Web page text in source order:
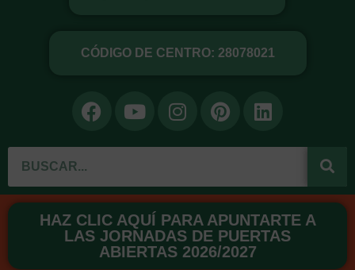
CÓDIGO DE CENTRO: 28078021
F
a
o
o
k
Y
o
b
e
I
n
g
r
a
m
P
i
r
e
s
t
L
i
d
i
n
HAZ CLIC AQUÍ PARA APUNTARTE A
LAS JORNADAS DE PUERTAS
ABIERTAS 2026/2027